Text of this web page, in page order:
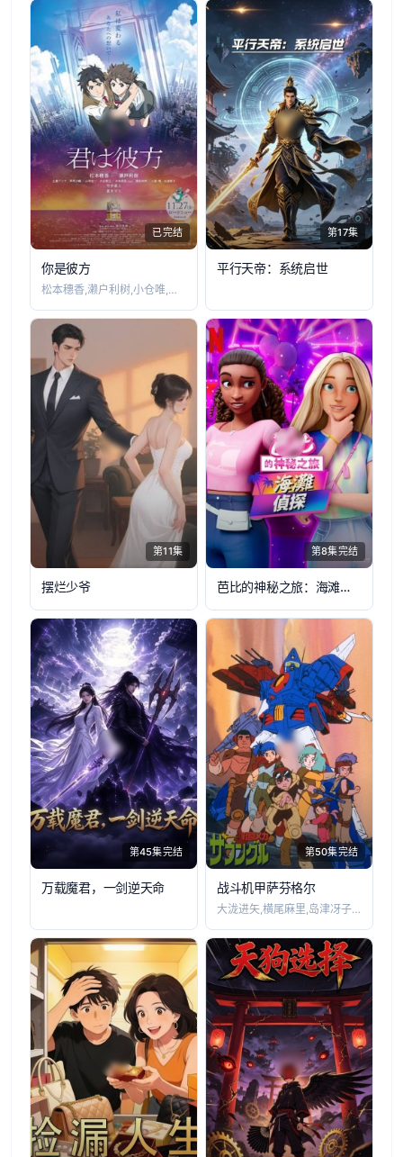
已完结
你是彼方
松本穗香,濑户利树,小仓唯,早见沙织,山
第17集
平行天帝：系统启世
第11集
摆烂少爷
第8集完结
芭比的神秘之旅：海滩探案集国语版
第45集完结
万载魔君，一剑逆天命
第50集完结
战斗机甲萨芬格尔
大泷进矢,横尾麻里,岛津冴子,古川登志夫